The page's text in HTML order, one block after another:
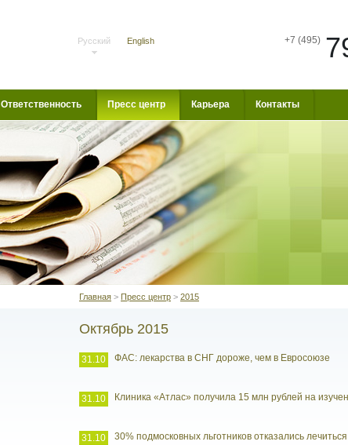
Русский English +7 (495)
Ответственность Пресс центр Карьера Контакты
Главная > Пресс центр > 2015
Октябрь 2015
31.10 ФАС: лекарства в СНГ дороже, чем в Евросоюзе
31.10 Клиника «Атлас» получила 15 млн рублей на
31.10 30% подмосковных льготников отказались